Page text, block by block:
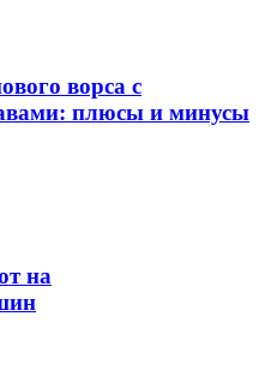
ворса с
плюсы и минусы
на